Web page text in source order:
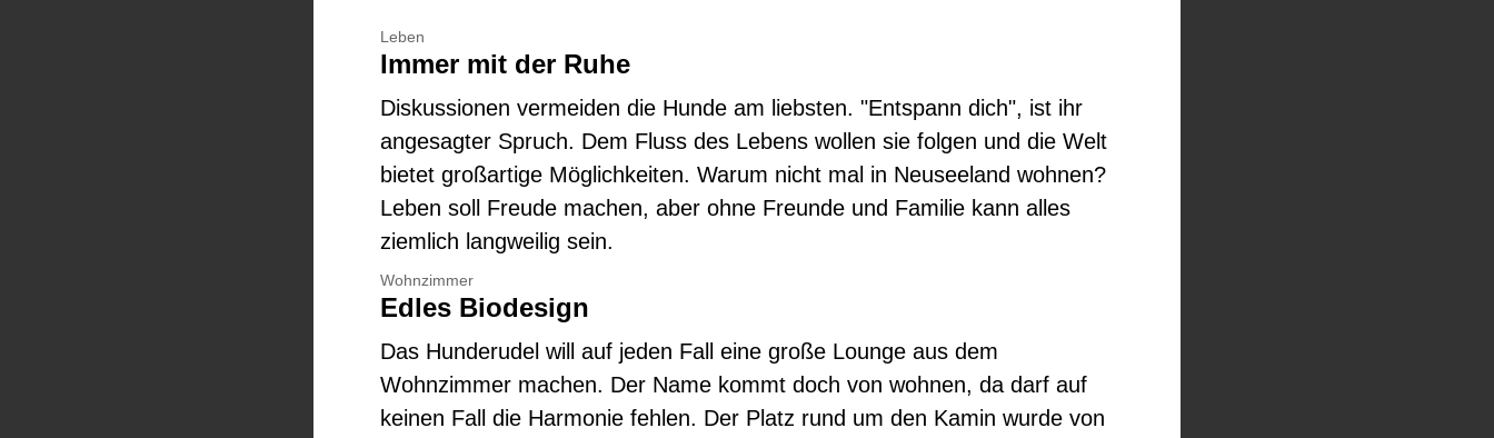
Leben
Immer mit der Ruhe
Diskussionen vermeiden die Hunde am liebsten. "Entspann dich", ist ihr
angesagter Spruch. Dem Fluss des Lebens wollen sie folgen und die Welt
bietet großartige Möglichkeiten. Warum nicht mal in Neuseeland wohnen?
Leben soll Freude machen, aber ohne Freunde und Familie kann alles
ziemlich langweilig sein.
Wohnzimmer
Edles Biodesign
Das Hunderudel will auf jeden Fall eine große Lounge aus dem
Wohnzimmer machen. Der Name kommt doch von wohnen, da darf auf
keinen Fall die Harmonie fehlen. Der Platz rund um den Kamin wurde von